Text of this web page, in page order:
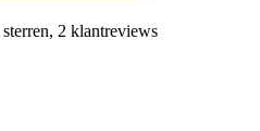
2 klantreviews